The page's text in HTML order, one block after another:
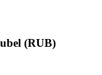
(RUB)